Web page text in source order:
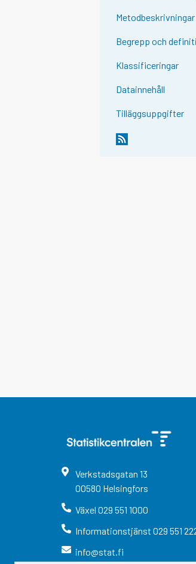
Metodbeskrivningar
Begrepp och
Klassificeringar
Datainnehåll
Tilläggsuppgifter
Verkstadsgatan 13
00580 Helsingfors
Växel 029 551 1000
Informationstjänst 029 551
info@stat.fi